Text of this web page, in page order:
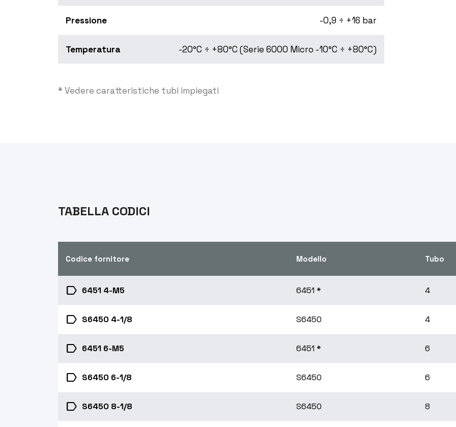
Pressione -0,9 ÷ +16 bar
Temperatura -20°C ÷ +80°C (Serie 6000 Micro -10°C ÷ +80°C)
* Vedere caratteristiche tubi impiegati
TABELLA CODICI
Codice fornitore Modello Tubo
label 6451 4-M5 6451 * 4
label S6450 4-1/8 S6450 4
label 6451 6-M5 6451 * 6
label S6450 6-1/8 S6450 6
label S6450 8-1/8 S6450 8